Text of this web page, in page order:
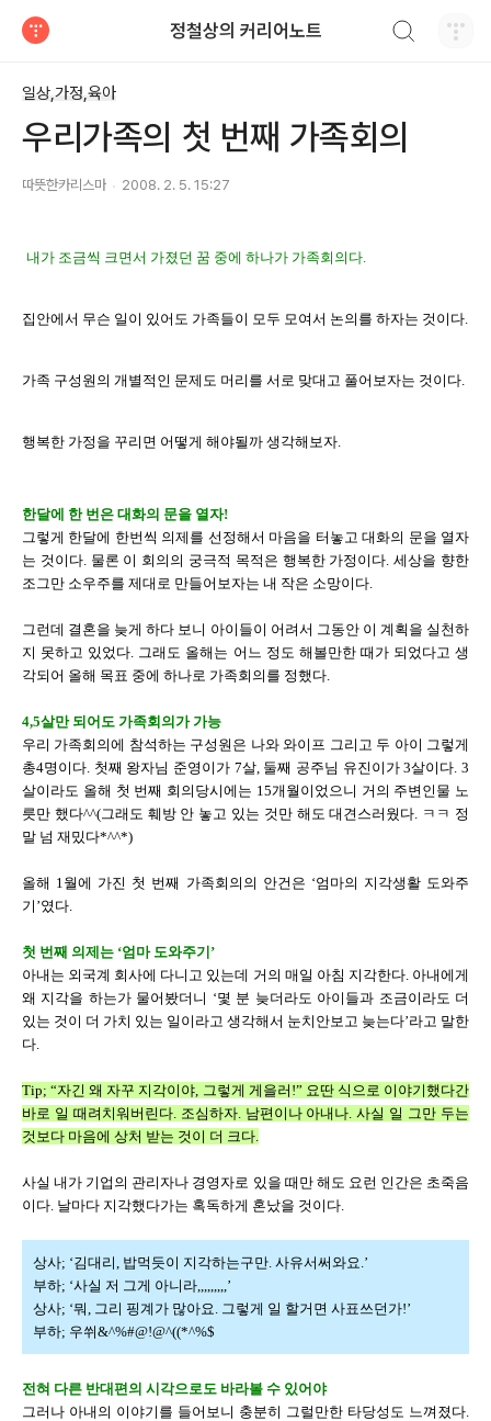
정철상의 커리어노트
일상,가정,육아
우리가족의 첫 번째 가족회의
따뜻한카리스마 2008. 2. 5. 15:27
내가 조금씩 크면서 가졌던 꿈 중에 하나가 가족회의다.
집안에서 무슨 일이 있어도 가족들이 모두 모여서 논의를 하자는 것이다.
가족 구성원의 개별적인 문제도 머리를 서로 맞대고 풀어보자는 것이다.
행복한 가정을 꾸리면 어떻게 해야될까 생각해보자.
한달에 한 번은 대화의 문을 열자!
그렇게 한달에 한번씩 의제를 선정해서 마음을 터놓고 대화의 문을 열자
는 것이다. 물론 이 회의의 궁극적 목적은 행복한 가정이다. 세상을 향한
조그만 소우주를 제대로 만들어보자는 내 작은 소망이다.
그런데 결혼을 늦게 하다 보니 아이들이 어려서 그동안 이 계획을 실천하
지 못하고 있었다. 그래도 올해는 어느 정도 해볼만한 때가 되었다고 생
각되어 올해 목표 중에 하나로 가족회의를 정했다.
4,5살만 되어도 가족회의가 가능
우리 가족회의에 참석하는 구성원은 나와 와이프 그리고 두 아이 그렇게
총4명이다. 첫째 왕자님 준영이가 7살, 둘째 공주님 유진이가 3살이다. 3
살이라도 올해 첫 번째 회의당시에는 15개월이었으니 거의 주변인물 노
릇만 했다^^(그래도 훼방 안 놓고 있는 것만 해도 대견스러웠다. ㅋㅋ 정
말 넘 재밌다*^^*)
올해 1월에 가진 첫 번째 가족회의의 안건은 ‘엄마의 지각생활 도와주
기’였다.
첫 번째 의제는 ‘엄마 도와주기’
아내는 외국계 회사에 다니고 있는데 거의 매일 아침 지각한다. 아내에게
왜 지각을 하는가 물어봤더니 ‘몇 분 늦더라도 아이들과 조금이라도 더
있는 것이 더 가치 있는 일이라고 생각해서 눈치안보고 늦는다’라고 말한
다.
Tip; “자긴 왜 자꾸 지각이야, 그렇게 게을러!” 요딴 식으로 이야기했다간
바로 일 때려치워버린다. 조심하자. 남편이나 아내나. 사실 일 그만 두는
것보다 마음에 상처 받는 것이 더 크다.
사실 내가 기업의 관리자나 경영자로 있을 때만 해도 요런 인간은 초죽음
이다. 날마다 지각했다가는 혹독하게 혼났을 것이다.
상사; ‘김대리, 밥먹듯이 지각하는구만. 사유서써와요.’
부하; ‘사실 저 그게 아니라,,,,,,,,,’
상사; ‘뭐, 그리 핑계가 많아요. 그렇게 일 할거면 사표쓰던가!’
부하; 우쒸&^%#@!@^((*^%$
전혀 다른 반대편의 시각으로도 바라볼 수 있어야
그러나 아내의 이야기를 들어보니 충분히 그럴만한 타당성도 느껴졌다.